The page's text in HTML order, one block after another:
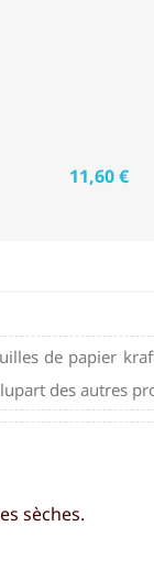
11,60 €
de papier
des autres
sèches.